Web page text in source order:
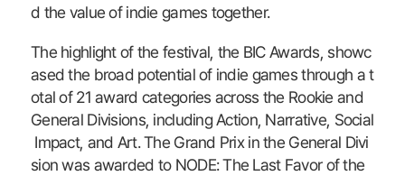
d the value of indie games together.
The highlight of the festival, the BIC Awards, showc
ased the broad potential of indie games through a t
otal of 21 award categories across the Rookie and
General Divisions, including Action, Narrative, Social
Impact, and Art. The Grand Prix in the General Divi
sion was awarded to NODE: The Last Favor of the